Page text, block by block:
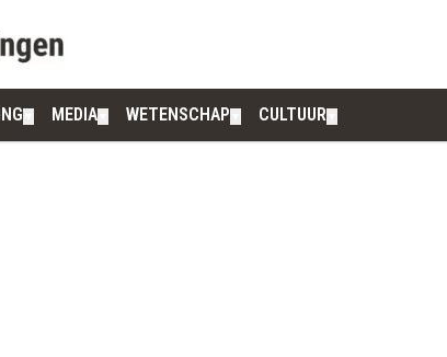
MEDIA WETENSCHAP CULTUUR